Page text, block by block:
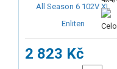
2 823 Kč